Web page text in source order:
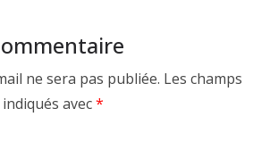
ne sera pas publiée. Les champs
avec*